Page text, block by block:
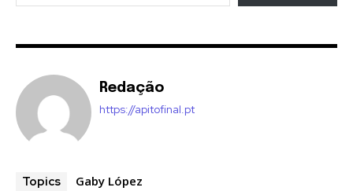
Redação
https://apitofinal.pt
Topics
Gaby López